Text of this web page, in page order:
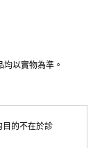
以實物為準。
目的不在於診